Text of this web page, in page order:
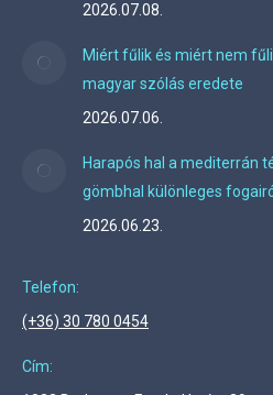
2026.07.08.
Miért fűlik és miért nem
magyar szólás eredete
2026.07.06.
Harapós hal a mediterrán
gömbhal különleges
2026.06.23.
Telefon:
(+36) 30 780 0454
Cím: